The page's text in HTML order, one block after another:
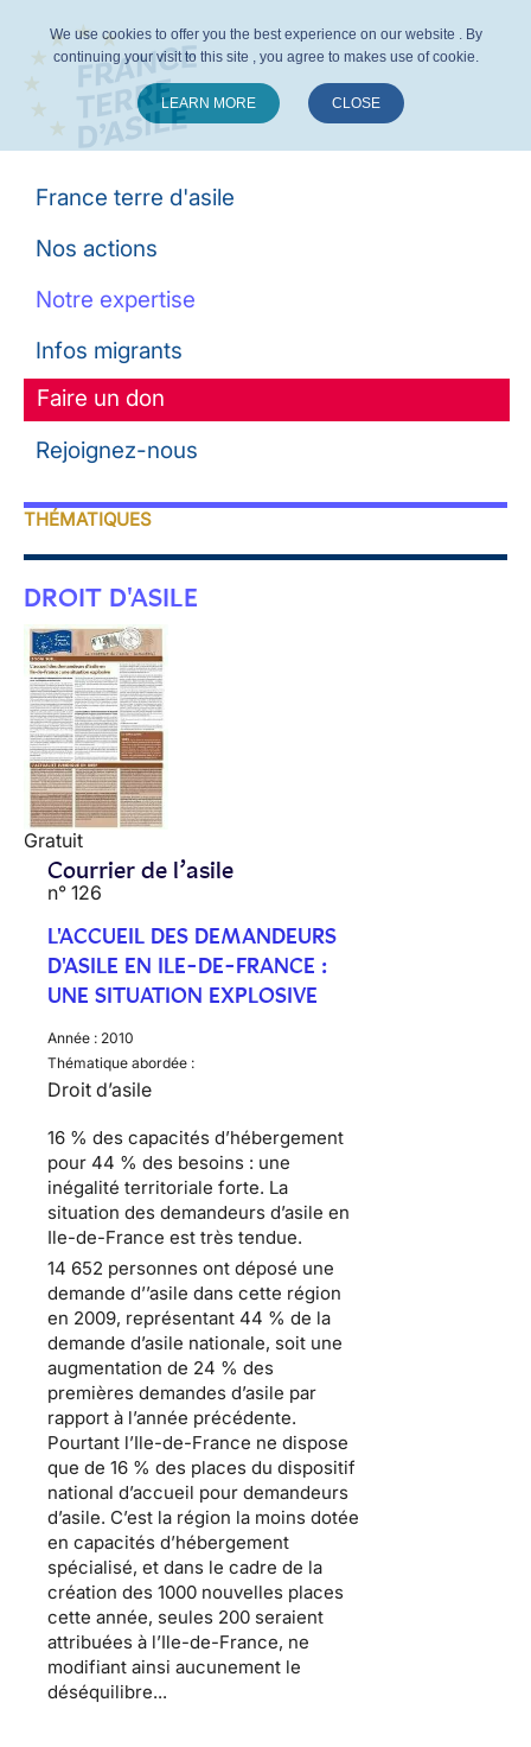
France terre d'asile
Nos actions
Notre expertise
Infos migrants
Faire un don
Rejoignez-nous
THÉMATIQUES
DROIT D'ASILE
Gratuit
Courrier de l’asile
n° 126
L'ACCUEIL DES DEMANDEURS
D'ASILE EN ILE-DE-FRANCE :
UNE SITUATION EXPLOSIVE
Année : 2010
Thématique abordée :
Droit d’asile
16 % des capacités d’hébergement
pour 44 % des besoins : une
inégalité territoriale forte. La
situation des demandeurs d’asile en
Ile-de-France est très tendue.
14 652 personnes ont déposé une
demande d’’asile dans cette région
en 2009, représentant 44 % de la
demande d’asile nationale, soit une
augmentation de 24 % des
premières demandes d’asile par
rapport à l’année précédente.
Pourtant l’Ile-de-France ne dispose
que de 16 % des places du dispositif
national d’accueil pour demandeurs
d’asile. C’est la région la moins dotée
en capacités d’hébergement
spécialisé, et dans le cadre de la
création des 1000 nouvelles places
cette année, seules 200 seraient
attribuées à l’Ile-de-France, ne
modifiant ainsi aucunement le
déséquilibre...
We use cookies to offer you the best experience on our website . By
continuing your visit to this site , you agree to makes use of cookie.
LEARN MORE CLOSE